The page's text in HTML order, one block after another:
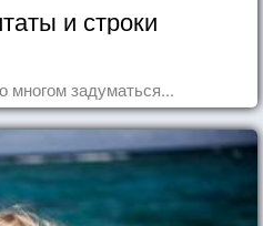
и строки
многом задуматься...